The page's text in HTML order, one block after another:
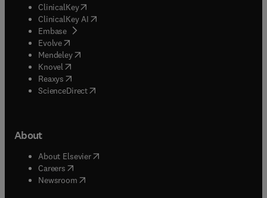
ClinicalKey(opens in new tab/window
ClinicalKey AI opens in new tab/window
Embase( opens in new tab/window
Evolve(opens in new tab/window
Mendeley( opens in new tab/window
Knovel (opens in new tab/window
Reaxys (opens in new tab/window
ScienceDirect(opens in new tab/window
About
About Elsevier( opens in new tab/window
Careers opens in new tab/window
Newsroom( opens in new tab/window